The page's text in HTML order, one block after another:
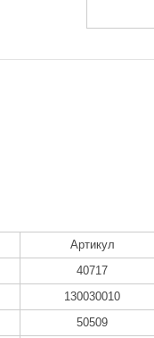
Артикул
40717
130030010
50509